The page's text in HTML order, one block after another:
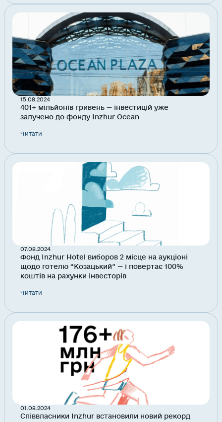
15.08.2024
401+ мільйонів гривень — інвестицій уже
залучено до фонду Inzhur Ocean
Читати
07.08.2024
Фонд Inzhur Hotel виборов 2 місце на аукціоні
щодо готелю “Козацький” — і повертає 100%
коштів на рахунки інвесторів
Читати
01.08.2024
Співвласники Inzhur встановили новий рекорд